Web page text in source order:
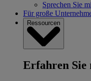
Sprechen Sie
Für große
Ressourcen
Erfahren Sie